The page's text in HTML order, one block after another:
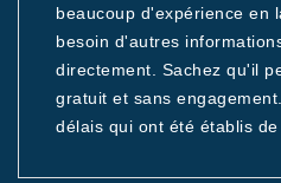
beaucoup d'expérience en
besoin d'autres
directement. Sachez qu'il
gratuit et sans
délais qui ont été établis de